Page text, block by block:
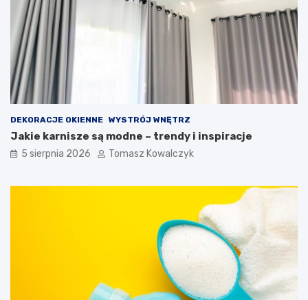
DEKORACJE OKIENNE WYSTRÓJ WNĘTRZ
Jakie karnisze są modne – trendy i inspiracje
5 sierpnia 2026 Tomasz Kowalczyk